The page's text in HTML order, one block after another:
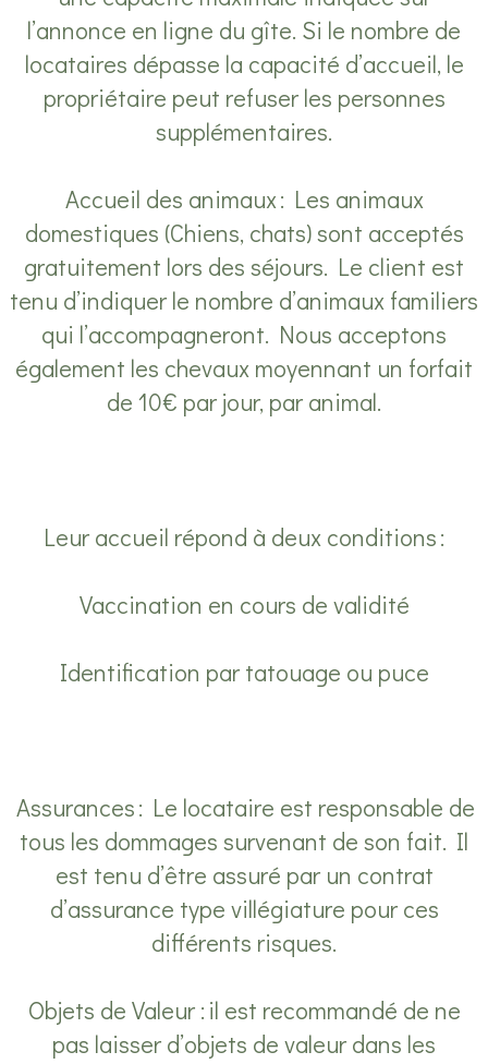
l’annonce en ligne du gîte. Si le nombre de
locataires dépasse la capacité d’accueil, le
propriétaire peut refuser les personnes
supplémentaires.
Accueil des animaux : Les animaux
domestiques (Chiens, chats) sont acceptés
gratuitement lors des séjours. Le client est
tenu d’indiquer le nombre d’animaux familiers
qui l’accompagneront. Nous acceptons
également les chevaux moyennant un forfait
de 10€ par jour, par animal.
Leur accueil répond à deux conditions :
Vaccination en cours de validité
Identification par tatouage ou puce
Assurances : Le locataire est responsable de
tous les dommages survenant de son fait. Il
est tenu d’être assuré par un contrat
d’assurance type villégiature pour ces
différents risques.
Objets de Valeur : il est recommandé de ne
pas laisser d’objets de valeur dans les